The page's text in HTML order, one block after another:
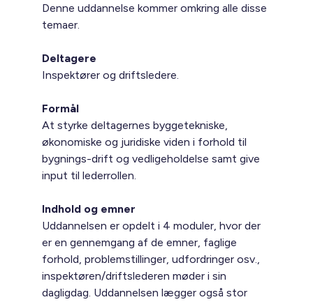
Denne uddannelse kommer omkring alle disse
temaer.
Deltagere
Inspektører og driftsledere.
Formål
At styrke deltagernes byggetekniske,
økonomiske og juridiske viden i forhold til
bygnings-drift og vedligeholdelse samt give
input til lederrollen.
Indhold og emner
Uddannelsen er opdelt i 4 moduler, hvor der
er en gennemgang af de emner, faglige
forhold, problemstillinger, udfordringer osv.,
inspektøren/driftslederen møder i sin
dagligdag. Uddannelsen lægger også stor